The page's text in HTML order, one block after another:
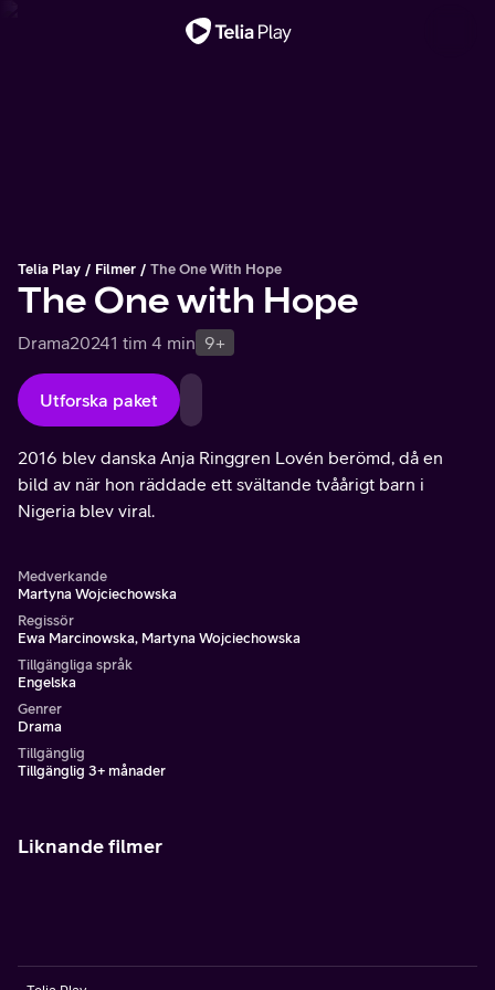
Telia Play Filmer The One With Hope
The One with Hope
Drama20241 tim 4 min 9+
Utforska paket
2016 blev danska Anja Ringgren Lovén berömd, då en
bild av när hon räddade ett svältande tvåårigt barn i
Nigeria blev viral.
Medverkande
Martyna Wojciechowska
Regissör
Ewa Marcinowska, Martyna Wojciechowska
Tillgängliga språk
Engelska
Genrer
Drama
Tillgänglig
Tillgänglig 3+ månader
Liknande filmer